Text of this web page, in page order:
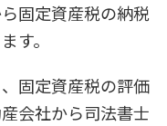
固定資産税の納税
す。
固定資産税の評価
会社から司法書士